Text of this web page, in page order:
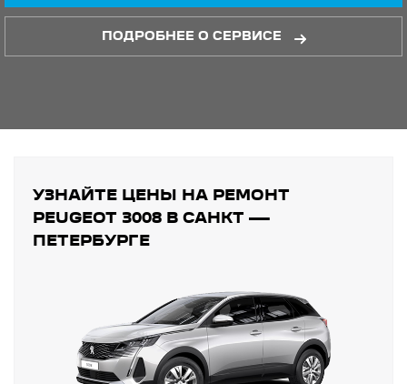
ПОДРОБНЕЕ О СЕРВИСЕ
УЗНАЙТЕ ЦЕНЫ НА РЕМОНТ
PEUGEOT 3008 В САНКТ —
ПЕТЕРБУРГЕ